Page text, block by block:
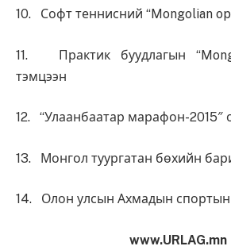
10. Софт теннисний “Mongolian
11. Практик буудлагын
тэмцээн
12. “Улаанбаатар марафон-2015″
13. Монгол туургатан бөхийн
14. Олон улсын Ахмадын
www.URLAG.mn